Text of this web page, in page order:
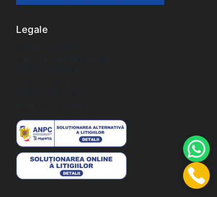
Legale